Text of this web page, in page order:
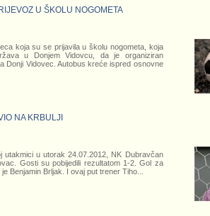
U ŠKOLU NOGOMETA
koja su se prijavila u školu nogometa, koja
u Donjem Vidovcu, da je organiziran
Donji Vidovec. Autobus kreće ispred osnovne
NA KRBULJI
utakmici u utorak 24.07.2012, NK Dubravčan
Gosti su pobijedili rezultatom 1-2. Gol za
Benjamin Brljak. I ovaj put trener Tiho...